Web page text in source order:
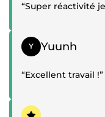
“Super réactivité
Témoignage positif
Yuunh
“Excellent travail !”
Témoignage positif